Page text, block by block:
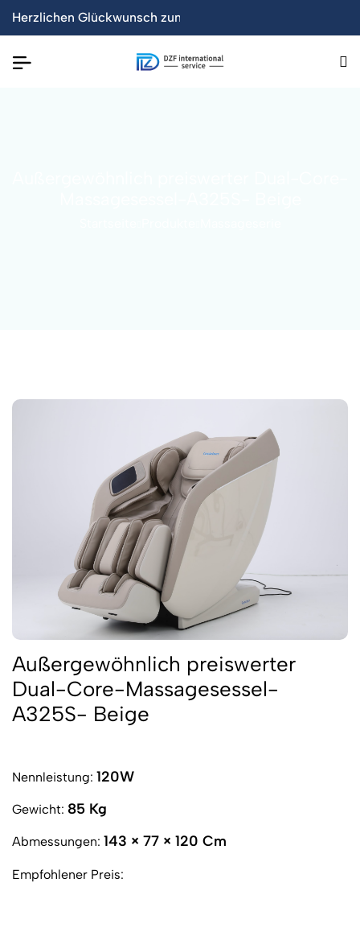
Markt gebracht!
Tisch senkt um 50%
Herzlichen Glückwunsch zum erfolgreichen Launch der
Außergewöhnlich preiswerter
Dual-Core-Massagesessel-
A325S- Beige
Nennleistung: 120W
Gewicht: 85 Kg
Abmessungen: 143 × 77 × 120 Cm
Empfohlener Preis: